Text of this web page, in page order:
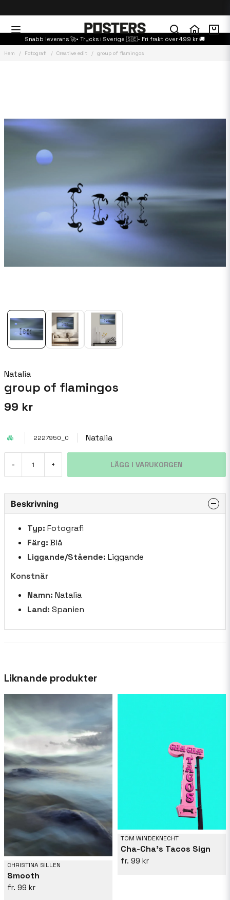
Snabb leverans 🚀• Trycks i Sverige 🇸🇪- Fri frakt över 499 kr 🚚
Hem Fotografi Creative edit group of flamingos
Natalia
group of flamingos
99 kr
2227950_0 Natalia
- + LÄGG I VARUKORGEN
Beskrivning
Typ: Fotografi
Färg: Blå
Liggande/Stående: Liggande
Konstnär
Namn: Natalia
Land: Spanien
Liknande produkter
CHRISTINA SILLEN
Smooth
99 kr
TOM WINDEKNECHT
Cha-Cha's Tacos Sign
99 kr